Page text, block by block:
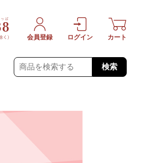
検索
会員登録 ログイン カート